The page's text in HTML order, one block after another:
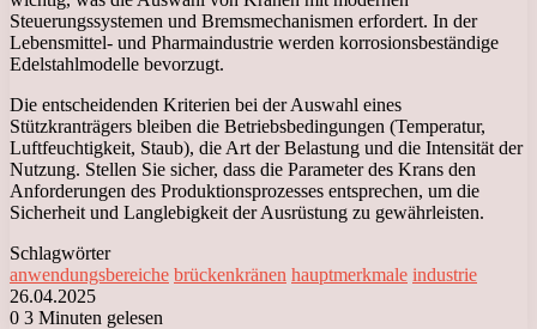
Steuerungssystemen und Bremsmechanismen erfordert. In der
Lebensmittel- und Pharmaindustrie werden korrosionsbeständige
Edelstahlmodelle bevorzugt.
Die entscheidenden Kriterien bei der Auswahl eines
Stützkranträgers bleiben die Betriebsbedingungen (Temperatur,
Luftfeuchtigkeit, Staub), die Art der Belastung und die Intensität der
Nutzung. Stellen Sie sicher, dass die Parameter des Krans den
Anforderungen des Produktionsprozesses entsprechen, um die
Sicherheit und Langlebigkeit der Ausrüstung zu gewährleisten.
Schlagwörter
anwendungsbereiche brückenkränen hauptmerkmale industrie
26.04.2025
0 3 Minuten gelesen